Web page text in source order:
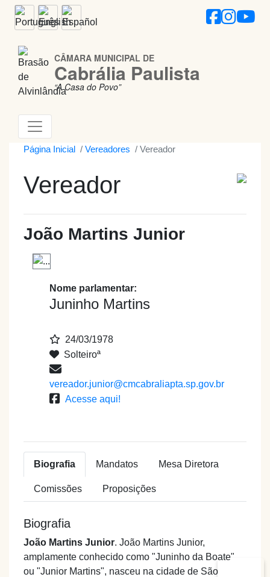
CÂMARA MUNICIPAL DE
Cabrália Paulista
“A Casa do Povo”
Página Inicial Vereadores Vereador
Vereador
João Martins Junior
Nome parlamentar:
Juninho Martins
24/03/1978
Solteiroª
vereador.junior@cmcabraliapta.sp.gov.br
Acesse aqui!
Biografia Mandatos Mesa Diretora
Comissões Proposições
Biografia
João Martins Junior. João Martins Junior,
amplamente conhecido como "Juninho da Boate"
ou "Junior Martins", nasceu na cidade de São